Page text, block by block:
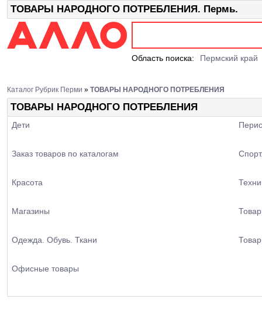
ТОВАРЫ НАРОДНОГО ПОТРЕБЛЕНИЯ. Пермь.
Область поиска: Пермский край
Каталог Рубрик Перми » ТОВАРЫ НАРОДНОГО ПОТРЕБЛЕНИЯ
ТОВАРЫ НАРОДНОГО ПОТРЕБЛЕНИЯ
Дети
Заказ товаров по каталогам
Красота
Магазины
Одежда. Обувь. Ткани
Офисные товары